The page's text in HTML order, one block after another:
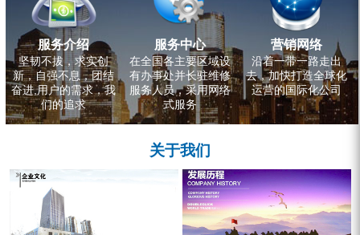
服务介绍
坚韧不拔，求实创
新，自强不息，团结
奋进,用户的需求，我
们的追求
服务中心
在全国各主要区域设
有办事处并长驻维修
服务人员，采用网络
式服务
营销网络
沿着一带一路走出
去，加快打造全球化
运营的国际化公司
关于我们